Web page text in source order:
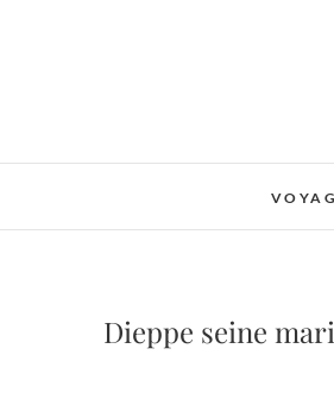
Dieppe seine